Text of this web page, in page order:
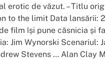
erotic de văzut. – Titlu
to the limit Data lansării:
film își pune căsnicia și
Jim Wynorski Scenariul:
Stevens … Alan Clay